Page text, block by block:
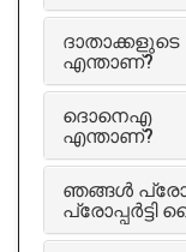
എന്താണ്?
ദൊനെഎ
എന്താണ്?
ഞങ്ങൾ